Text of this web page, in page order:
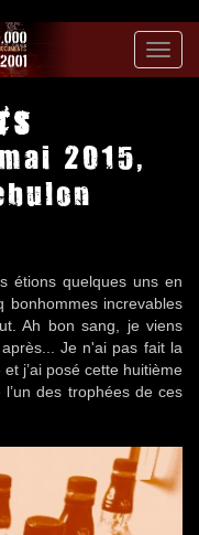
2015,
étions quelques uns en
bonhommes increvables
Ah bon sang, je viens
Je n'ai pas fait la
j’ai posé cette huitième
des trophées de ces